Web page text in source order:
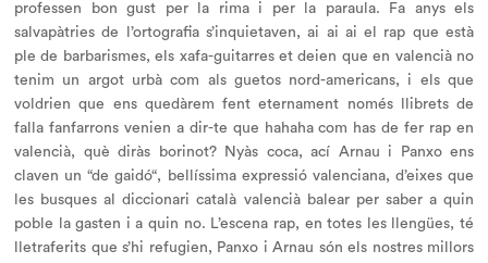
professen bon gust per la rima i per la paraula. Fa anys els
salvapàtries de l’ortografia s’inquietaven,ai ai ai el rap que està
ple de barbarismes, els xafa-guitarres et deien que en valencià no
tenim un argot urbà com als guetos nord-americans, i els que
voldrien que ens quedàrem fent eternament només llibrets de
falla fanfarrons venien a dir-te que hahaha com has de fer rap en
valencià, què diràs borinot?Nyàs coca, ací Arnau i Panxo ens
claven un “de gaidó“, bellíssima expressió valenciana, d’eixes que
les busques al diccionari català valencià balear per saber a quin
poble la gasten i a quin no. L’escena rap, en totes les llengües, té
lletraferits que s’hi refugien, Panxo i Arnau són els nostres millors